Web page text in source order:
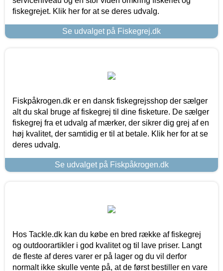
fiskegrejet. Klik her for at se deres udvalg.
Se udvalget på Fiskegrej.dk
Fiskpåkrogen.dk er en dansk fiskegrejsshop der sælger
alt du skal bruge af fiskegrej til dine fisketure. De sælger
fiskegrej fra et udvalg af mærker, der sikrer dig grej af en
høj kvalitet, der samtidig er til at betale. Klik her for at se
deres udvalg.
Se udvalget på Fiskpåkrogen.dk
Hos Tackle.dk kan du købe en bred række af fiskegrej
og outdoorartikler i god kvalitet og til lave priser. Langt
de fleste af deres varer er på lager og du vil derfor
normalt ikke skulle vente på, at de først bestiller en vare